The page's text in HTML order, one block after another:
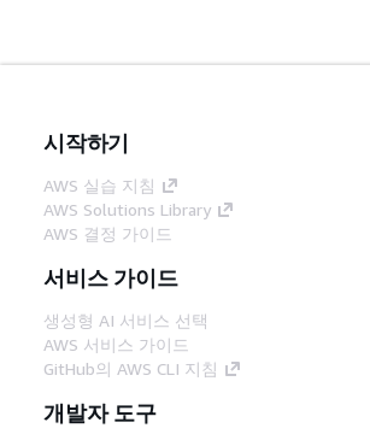
시작하기
AWS 실습 지침
AWS Solutions Library
AWS 결정 가이드
서비스 가이드
생성형 AI 서비스 선택
AWS 서비스 가이드
GitHub의 AWS CLI 지침
개발자 도구